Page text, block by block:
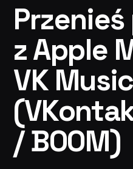
z Apple
VK Music
/ BOOM)